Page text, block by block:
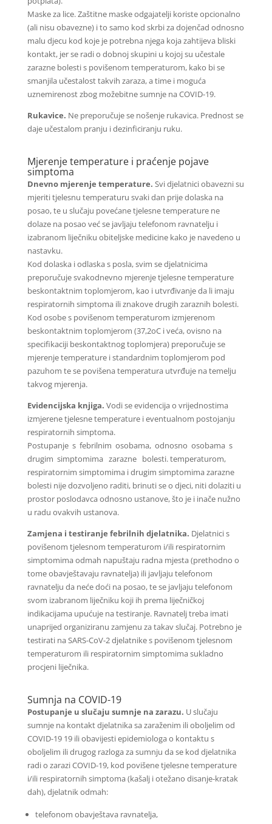
Maske za lice. Zaštitne maske odgajatelji koriste opcionalno
(ali nisu obavezne) i to samo kod skrbi za dojenčad odnosno
malu djecu kod koje je potrebna njega koja zahtijeva bliski
kontakt, jer se radi o dobnoj skupini u kojoj su učestale
zarazne bolesti s povišenom temperaturom, kako bi se
smanjila učestalost takvih zaraza, a time i moguća
uznemirenost zbog možebitne sumnje na COVID-19.
Rukavice. Ne preporučuje se nošenje rukavica. Prednost se
daje učestalom pranju i dezinficiranju ruku.
Mjerenje temperature i praćenje pojave
simptoma
Dnevno mjerenje temperature. Svi djelatnici obavezni su
mjeriti tjelesnu temperaturu svaki dan prije dolaska na
posao, te u slučaju povećane tjelesne temperature ne
dolaze na posao već se javljaju telefonom ravnatelju i
izabranom liječniku obiteljske medicine kako je navedeno u
nastavku.
Kod dolaska i odlaska s posla, svim se djelatnicima
preporučuje svakodnevno mjerenje tjelesne temperature
beskontaktnim toplomjerom, kao i utvrđivanje da li imaju
respiratornih simptoma ili znakove drugih zaraznih bolesti.
Kod osobe s povišenom temperaturom izmjerenom
beskontaktnim toplomjerom (37,2oC i veća, ovisno na
specifikaciji beskontaktnog toplomjera) preporučuje se
mjerenje temperature i standardnim toplomjerom pod
pazuhom te se povišena temperatura utvrđuje na temelju
takvog mjerenja.
Evidencijska knjiga. Vodi se evidencija o vrijednostima
izmjerene tjelesne temperature i eventualnom postojanju
respiratornih simptoma.
Postupanje s febrilnim osobama, odnosno osobama s
drugim simptomima zarazne bolesti. temperaturom,
respiratornim simptomima i drugim simptomima zarazne
bolesti nije dozvoljeno raditi, brinuti se o djeci, niti dolaziti u
prostor poslodavca odnosno ustanove, što je i inače nužno
u radu ovakvih ustanova.
Zamjena i testiranje febrilnih djelatnika. Djelatnici s
povišenom tjelesnom temperaturom i/ili respiratornim
simptomima odmah napuštaju radna mjesta (prethodno o
tome obavještavaju ravnatelja) ili javljaju telefonom
ravnatelju da neće doći na posao, te se javljaju telefonom
svom izabranom liječniku koji ih prema liječničkoj
indikacijama upućuje na testiranje. Ravnatelj treba imati
unaprijed organiziranu zamjenu za takav slučaj. Potrebno je
testirati na SARS-CoV-2 djelatnike s povišenom tjelesnom
temperaturom ili respiratornim simptomima sukladno
procjeni liječnika.
Sumnja na COVID-19
Postupanje u slučaju sumnje na zarazu. U slučaju
sumnje na kontakt djelatnika sa zaraženim ili oboljelim od
COVID-19 19 ili obavijesti epidemiologa o kontaktu s
oboljelim ili drugog razloga za sumnju da se kod djelatnika
radi o zarazi COVID-19, kod povišene tjelesne temperature
i/ili respiratornih simptoma (kašalj i otežano disanje-kratak
dah), djelatnik odmah:
telefonom obavještava ravnatelja,